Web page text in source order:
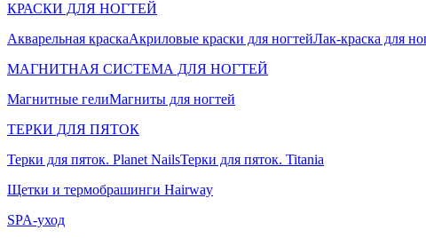
КРАСКИ ДЛЯ НОГТЕЙ
Акварельная краскаАкриловые краски для ногтейЛак-краска для
МАГНИТНАЯ СИСТЕМА ДЛЯ НОГТЕЙ
Магнитные гелиМагниты для ногтей
ТЕРКИ ДЛЯ ПЯТОК
Терки для пяток. Planet NailsТерки для пяток. Titania
Щетки и термобрашинги Hairway
SPA-уход